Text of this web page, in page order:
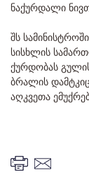
ნაქურდალი
შს
სისხლის
ქურდობას
ბრალის
აღკვეთა